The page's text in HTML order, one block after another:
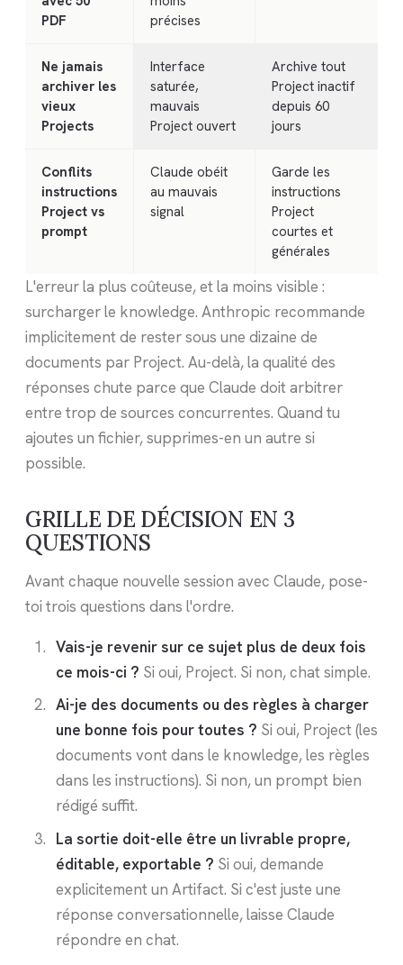
PDF
précises
Ne jamais
archiver les
vieux
Projects
Interface
saturée,
mauvais
Project ouvert
Archive tout
Project inactif
depuis 60
jours
Conflits
instructions
Project vs
prompt
Claude obéit
au mauvais
signal
Garde les
instructions
Project
courtes et
générales
L'erreur la plus coûteuse, et la moins visible :
surcharger le knowledge. Anthropic recommande
implicitement de rester sous une dizaine de
documents par Project. Au-delà, la qualité des
réponses chute parce que Claude doit arbitrer
entre trop de sources concurrentes. Quand tu
ajoutes un fichier, supprimes-en un autre si
possible.
GRILLE DE DÉCISION EN 3
QUESTIONS
Avant chaque nouvelle session avec Claude, pose-
toi trois questions dans l'ordre.
Vais-je revenir sur ce sujet plus de deux fois
ce mois-ci ? Si oui, Project. Si non, chat simple.
Ai-je des documents ou des règles à charger
une bonne fois pour toutes ? Si oui, Project (les
documents vont dans le knowledge, les règles
dans les instructions). Si non, un prompt bien
rédigé suffit.
La sortie doit-elle être un livrable propre,
éditable, exportable ? Si oui, demande
explicitement un Artifact. Si c'est juste une
réponse conversationnelle, laisse Claude
répondre en chat.